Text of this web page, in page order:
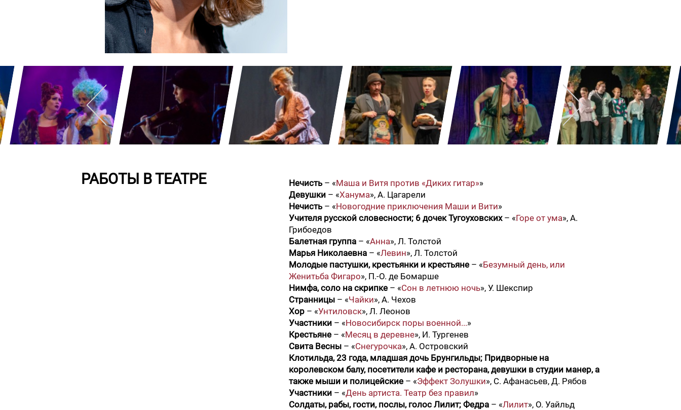
РАБОТЫ В ТЕАТРЕ Нечисть– «Маша и Витя против «Диких гитар»»
Девушки – «Ханума», А. Цагарели
Нечисть– «Новогодние приключения Маши и Вити»
Учителя русской словесности; 6 дочек Тугоуховских– «Горе от ума», А.
Грибоедов
Балетная группа – «Анна», Л. Толстой
Марья Николаевна – «Левин», Л. Толстой
Молодые пастушки, крестьянки и крестьяне – «Безумный день, или
Женитьба Фигаро», П.-О. де Бомарше
Нимфа, соло на скрипке – «Сон в летнюю ночь», У. Шекспир
Странницы – «Чайки», А. Чехов
Хор – «Унтиловск», Л. Леонов
Участники – «Новосибирск поры военной...»
Крестьяне – «Месяц в деревне», И. Тургенев
Свита Весны – «Снегурочка», А. Островский
Клотильда, 23 года, младшая дочь Брунгильды; Придворные на
королевском балу, посетители кафе и ресторана, девушки в студии манер, а
также мыши и полицейские – «Эффект Золушки», С. Афанасьев, Д. Рябов
Участники – «День артиста. Театр без правил»
Солдаты, рабы, гости, послы, голос Лилит; Федра – «Лилит», О. Уайльд